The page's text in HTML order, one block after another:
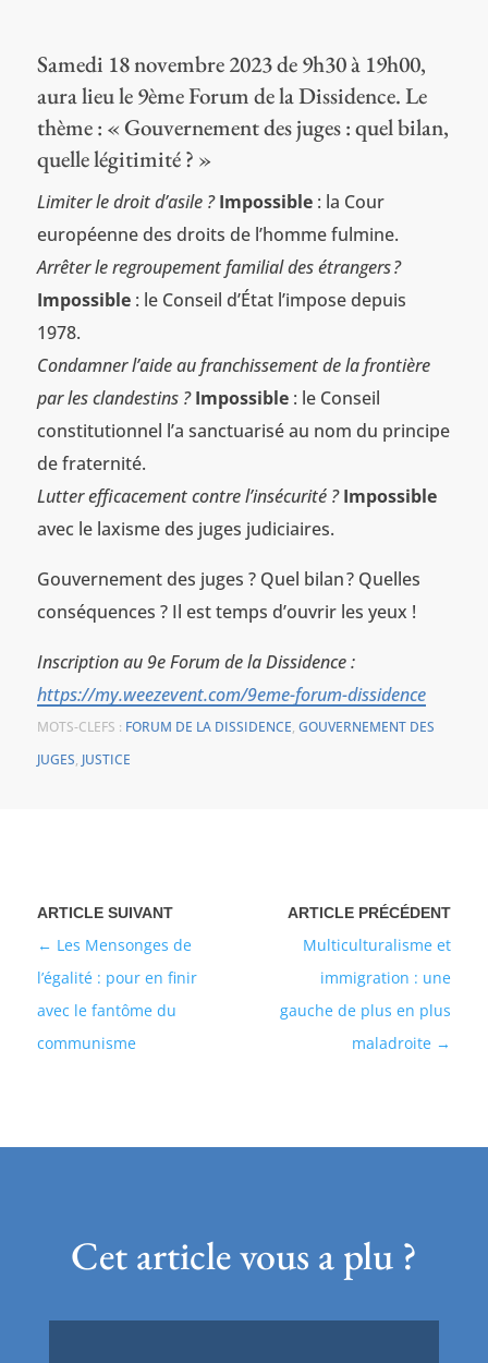
Samedi 18 novembre 2023 de 9h30 à 19h00,
aura lieu le 9ème Forum de la Dissidence. Le
thème : « Gouvernement des juges : quel bilan,
quelle légitimité ? »
Limiter le droit d’asile ? Impossible: la Cour
européenne des droits de l’homme fulmine.
Arrêter le regroupement familial des étrangers ?
Impossible: le Conseil d’État l’impose depuis
1978.
Condamner l’aide au franchissement de la frontière
par les clandestins ? Impossible: le Conseil
constitutionnel l’a sanctuarisé au nom du principe
de fraternité.
Lutter efficacement contre l’insécurité ? Impossible
avec le laxisme des juges judiciaires.
Gouvernement des juges ? Quel bilan ? Quelles
conséquences ? Il est temps d’ouvrir les yeux !
Inscription au 9e Forum de la Dissidence :
https://my.weezevent.com/9eme-forum-dissidence
MOTS-CLEFS : FORUM DE LA DISSIDENCE, GOUVERNEMENT DES
JUGES, JUSTICE
Multiculturalisme et
immigration : une
gauche de plus en plus
maladroite
Les Mensonges de
l’égalité : pour en finir
avec le fantôme du
communisme
Cet article vous a plu ?